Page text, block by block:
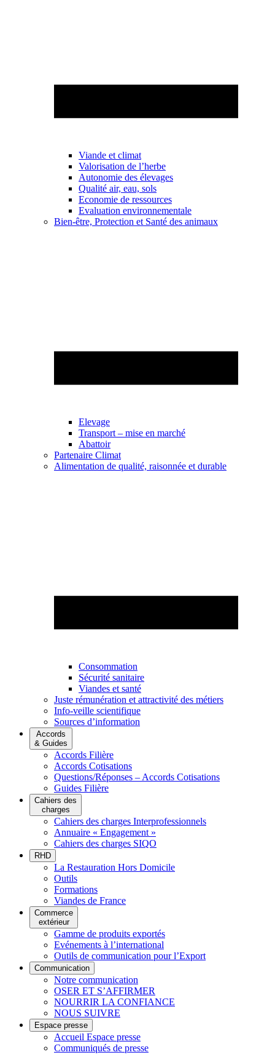
Viande et climat
Valorisation de l’herbe
Autonomie des élevages
Qualité air, eau, sols
Economie de ressources
Evaluation environnementale
Bien-être, Protection et Santé des animaux
Elevage
Transport – mise en marché
Abattoir
Partenaire Climat
Alimentation de qualité, raisonnée et durable
Consommation
Sécurité sanitaire
Viandes et santé
Juste rémunération et attractivité des métiers
Info-veille scientifique
Sources d’information
Accords
& Guides
Accords Filière
Accords Cotisations
Questions/Réponses – Accords Cotisations
Guides Filière
Cahiers des
charges
Cahiers des charges Interprofessionnels
Annuaire « Engagement »
Cahiers des charges SIQO
RHD
La Restauration Hors Domicile
Outils
Formations
Viandes de France
Commerce
extérieur
Gamme de produits exportés
Evénements à l’international
Outils de communication pour l’Export
Communication
Notre communication
OSER ET S’AFFIRMER
NOURRIR LA CONFIANCE
NOUS SUIVRE
Espace presse
Accueil Espace presse
Communiqués de presse